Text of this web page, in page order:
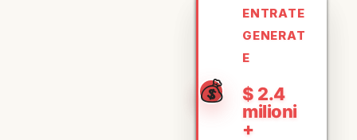
💰
ENTRATE
GENERAT
E
$ 2.4
milioni
+